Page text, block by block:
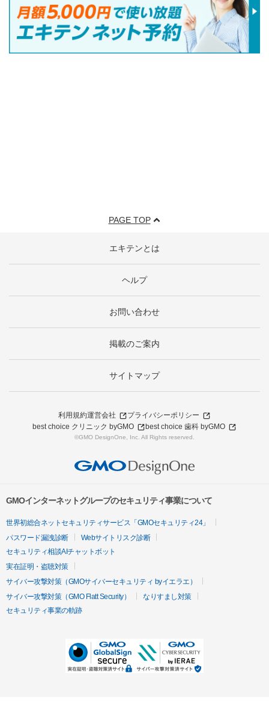
PAGE TOP
エキテンとは
ヘルプ
お問い合わせ
掲載のご案内
サイトマップ
利用規約運営会社
プライバシーポリシー
best choice クリニック byGMO
best choice 歯科 byGMO
©GMO DesignOne, Inc. All Rights reserved.
GMOインターネットグループのセキュリティ事業について
世界初総合ネットセキュリティサービス「GMOセキュリティ24」
パスワード漏洩診断
Webサイトリスク診断
セキュリティ相談AIチャットボット
実在証明・盗聴対策
サイバー攻撃対策（GMOサイバーセキュリティ byイエラエ）
サイバー攻撃対策（GMO Flatt Security）
なりすまし対策
セキュリティ事業の軌跡